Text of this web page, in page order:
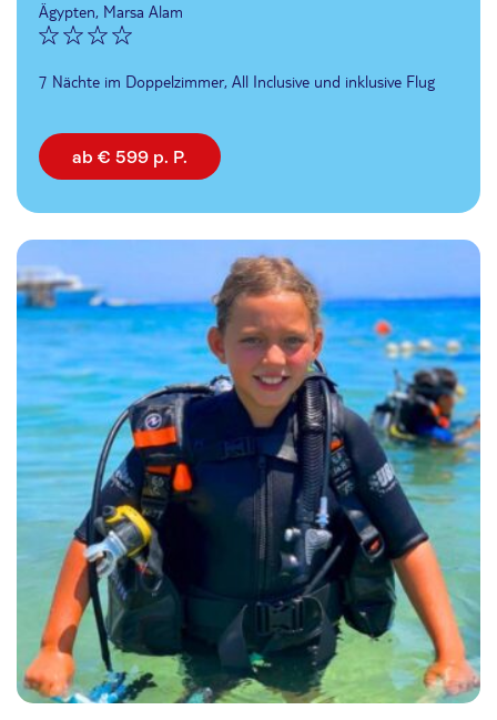
Ägypten, Marsa Alam
7 Nächte im Doppelzimmer, All Inclusive und inklusive Flug
ab € 599 p. P.